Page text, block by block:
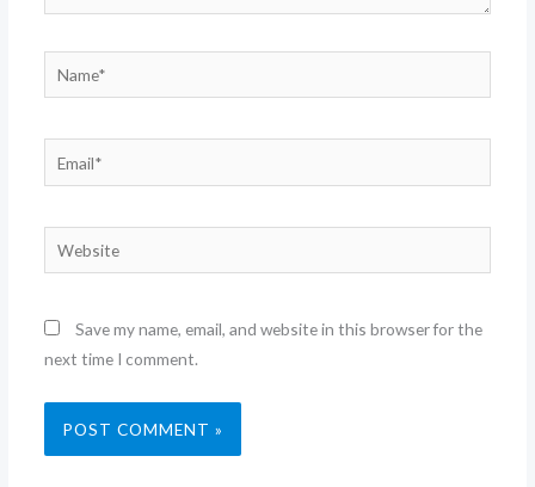
Name*
Email*
Website
Save my name, email, and website in this browser for the
next time I comment.